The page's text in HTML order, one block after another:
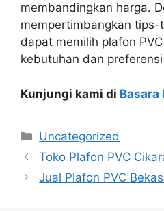
membandingkan harga.
mempertimbangkan
dapat memilih plafon
kebutuhan dan
Kunjungi kami di Basara
Categories
Uncategorized
Toko Plafon PVC
Jual Plafon PVC